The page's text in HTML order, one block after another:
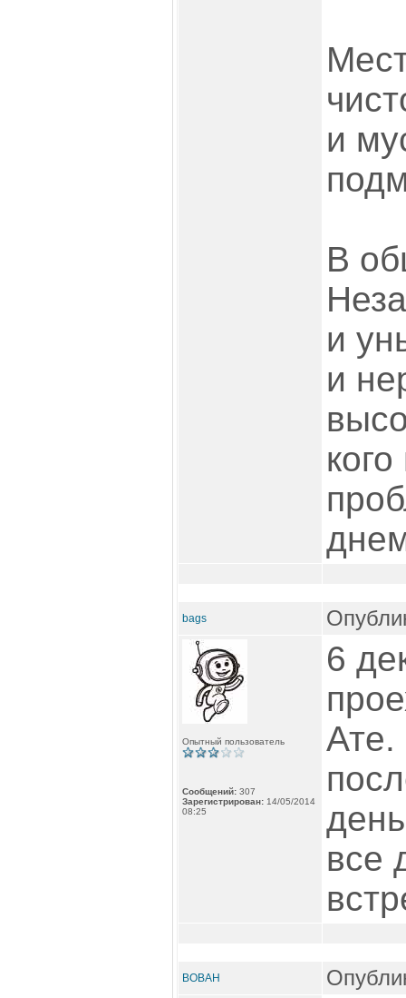
и
В
и
и
bags
Опытный пользователь
Сообщений: 307
Зарегистрирован: 14/05/2014
08:25
6
Ате.
все
BOBAH